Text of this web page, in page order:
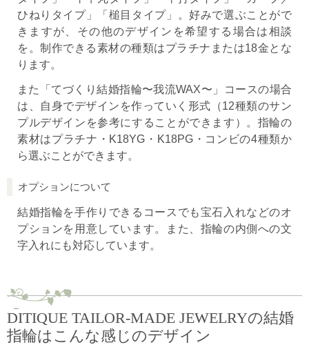
ひねりタイプ」「槌目タイプ」。好みで選ぶことがで
きますが、その他のデザインを希望する場合は相談
を。制作できる素材の種類はプラチナまたは18金とな
ります。
また「てづくり結婚指輪〜我流WAX〜」コースの場合
は、自身でデザインを作っていく形式（12種類のサン
プルデザインを参考にすることができます）。指輪の
素材はプラチナ・K18YG・K18PG・コンビの4種類か
ら選ぶことができます。
オプションについて
結婚指輪を手作りできるコースでも宝石入れなどのオ
プションを用意しています。また、指輪の内側への文
字入れにも対応しています。
DITIQUE TAILOR-MADE JEWELRYの結婚
指輪はこんな感じのデザイン